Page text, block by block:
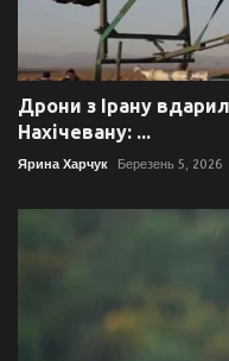
Дрони з Ірану
Нахічевану: ...
Ярина Харчук Березень 5, 2026